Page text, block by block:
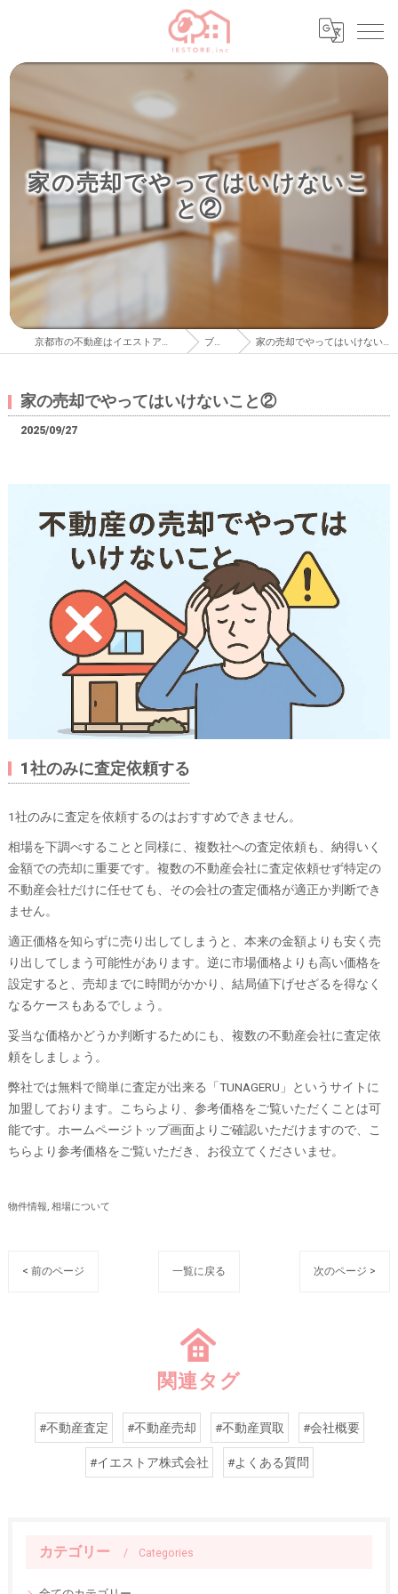
家の売却でやってはいけないこ
と②
京都市の不動産はイエストア株式会社 ブログ 家の売却でやってはいけないこと②
家の売却でやってはいけないこと②
2025/09/27
1社のみに査定依頼する
1社のみに査定を依頼するのはおすすめできません。
相場を下調べすることと同様に、複数社への査定依頼も、納得いく
金額での売却に重要です。複数の不動産会社に査定依頼せず特定の
不動産会社だけに任せても、その会社の査定価格が適正か判断でき
ません。
適正価格を知らずに売り出してしまうと、本来の金額よりも安く売
り出してしまう可能性があります。逆に市場価格よりも高い価格を
設定すると、売却までに時間がかかり、結局値下げせざるを得なく
なるケースもあるでしょう。
妥当な価格かどうか判断するためにも、複数の不動産会社に査定依
頼をしましょう。
弊社では無料で簡単に査定が出来る「TUNAGERU」というサイトに
加盟しております。こちらより、参考価格をご覧いただくことは可
能です。ホームページトップ画面よりご確認いただけますので、こ
ちらより参考価格をご覧いただき、お役立てくださいませ。
物件情報 相場について
< 前のページ 一覧に戻る 次のページ >
関連タグ
#不動産査定 #不動産売却 #不動産買取 #会社概要
#イエストア株式会社 #よくある質問
カテゴリー Categories